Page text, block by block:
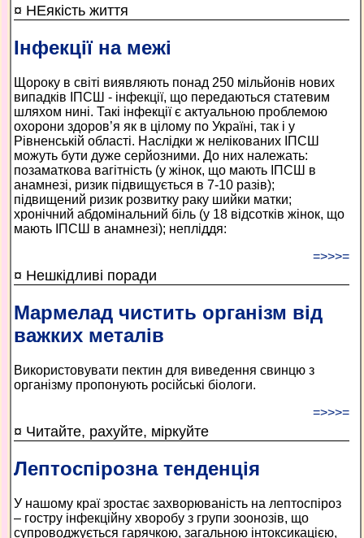
¤ НЕякість життя
Інфекції на межі
Щороку в світі виявляють понад 250 мільйонів нових
випадків ІПСШ - інфекції, що передаються статевим
шляхом нині. Такі інфекції є актуальною проблемою
охорони здоров’я як в цілому по Україні, так і у
Рівненській області. Наслідки ж нелікованих ІПСШ
можуть бути дуже серйозними. До них належать:
позаматкова вагітність (у жінок, що мають ІПСШ в
анамнезі, ризик підвищується в 7-10 разів);
підвищений ризик розвитку раку шийки матки;
хронічний абдомінальний біль (у 18 відсотків жінок, що
мають ІПСШ в анамнезі); непліддя:
=>>>=
¤ Нешкідливі поради
Мармелад чистить організм від
важких металів
Використовувати пектин для виведення свинцю з
організму пропонують російські біологи.
=>>>=
¤ Читайте, рахуйте, міркуйте
Лептоспірозна тенденція
У нашому краї зростає захворюваність на лептоспіроз
– гостру інфекційну хворобу з групи зоонозів, що
супроводжується гарячкою, загальною інтоксикацією,